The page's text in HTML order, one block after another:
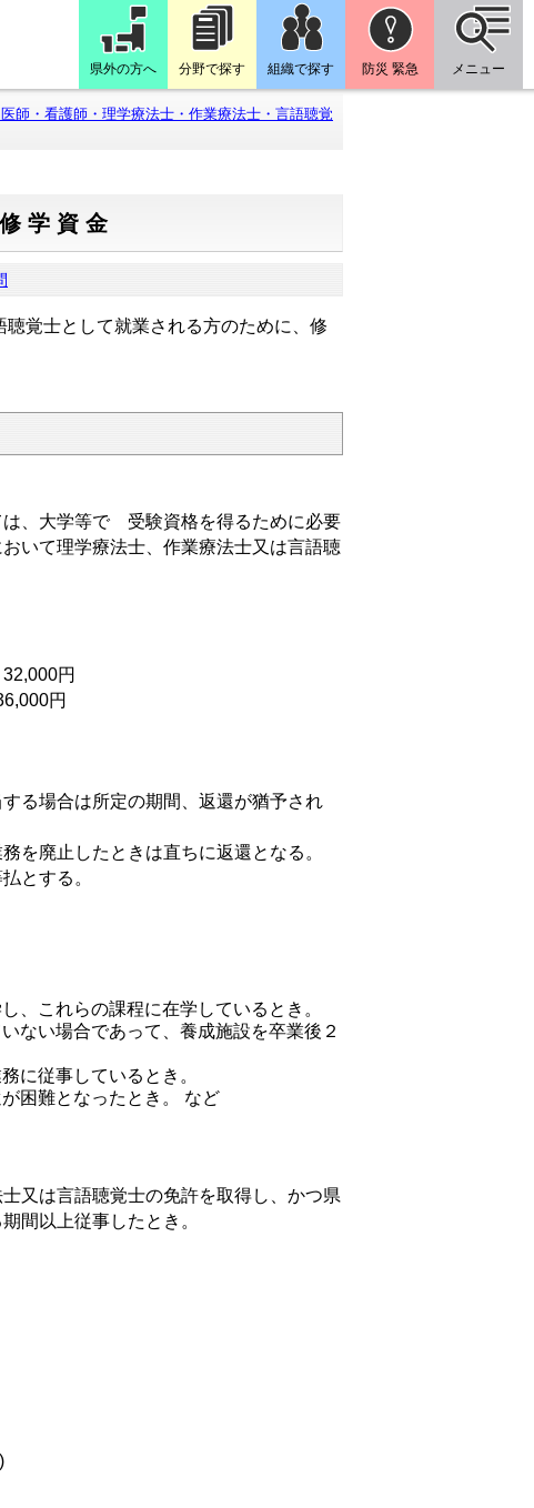
県外の方へ 分野で探す 組織で探す 防災 緊急 メニュー
師・看護師・理学療法士・作業療法士・言語聴覚
学資金
覚士として就業される方のために、修
、大学等で 受験資格を得るために必要
いて理学療法士、作業療法士又は言語聴
円
円
る場合は所定の期間、返還が猶予され
を廃止したときは直ちに返還となる。
とする。
、これらの課程に在学しているとき。
ない場合であって、養成施設を卒業後２
に従事しているとき。
困難となったとき。 など
又は言語聴覚士の免許を取得し、かつ県
間以上従事したとき。
)